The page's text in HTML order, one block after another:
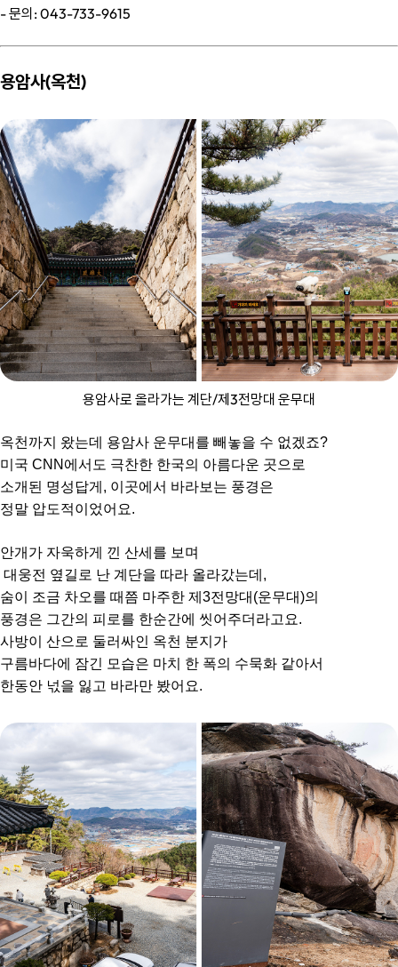
- 문의: 043-733-9615
용암사(옥천)
용암사로 올라가는 계단/제3전망대 운무대
옥천까지 왔는데 용암사 운무대를 빼놓을 수 없겠죠?
미국 CNN에서도 극찬한 한국의 아름다운 곳으로
소개된 명성답게, 이곳에서 바라보는 풍경은
정말 압도적이었어요.
안개가 자욱하게 낀 산세를 보며
대웅전 옆길로 난 계단을 따라 올라갔는데,
숨이 조금 차오를 때쯤 마주한 제3전망대(운무대)의
풍경은 그간의 피로를 한순간에 씻어주더라고요.
사방이 산으로 둘러싸인 옥천 분지가
구름바다에 잠긴 모습은 마치 한 폭의 수묵화 같아서
한동안 넋을 잃고 바라만 봤어요.